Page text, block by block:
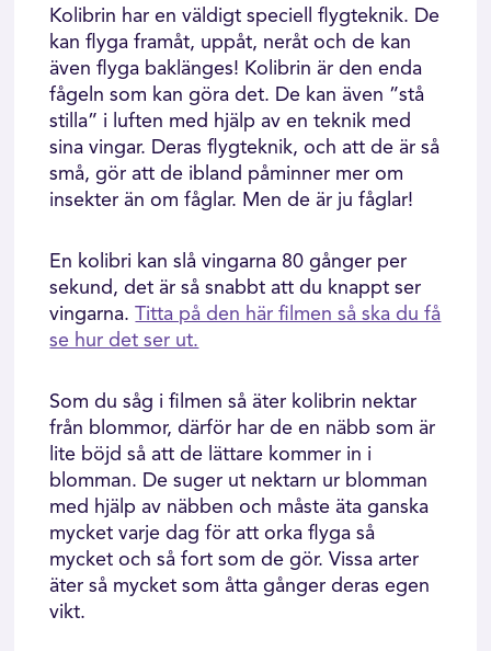
Kolibrin har en väldigt speciell flygteknik. De
kan flyga framåt, uppåt, neråt och de kan
även flyga baklänges! Kolibrin är den enda
fågeln som kan göra det. De kan även ”stå
stilla” i luften med hjälp av en teknik med
sina vingar. Deras flygteknik, och att de är så
små, gör att de ibland påminner mer om
insekter än om fåglar. Men de är ju fåglar!
En kolibri kan slå vingarna 80 gånger per
sekund, det är så snabbt att du knappt ser
vingarna.Titta på den här filmen så ska du få
se hur det ser ut.
Som du såg i filmen så äter kolibrin nektar
från blommor, därför har de en näbb som är
lite böjd så att de lättare kommer in i
blomman. De suger ut nektarn ur blomman
med hjälp av näbben och måste äta ganska
mycket varje dag för att orka flyga så
mycket och så fort som de gör. Vissa arter
äter så mycket som åtta gånger deras egen
vikt.